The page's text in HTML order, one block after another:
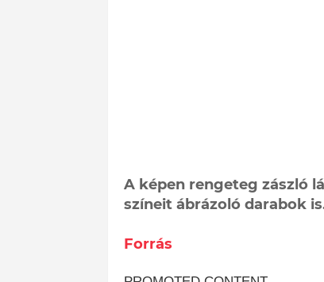
A képen rengeteg zászló
színeit ábrázoló darabok
Forrás